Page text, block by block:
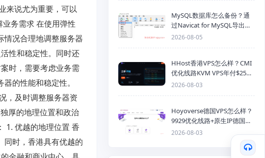
来说尤为重要，可以
务需求 在使用弹性
情况合理地调整服务器
性和稳定性。同时还
时，需要考虑业务需
的性能和稳定性。
，及时调整服务器资
厚的地理位置和政治
1. 优越的地理位置 香
同时，香港具有优越的
MySQL数据库怎么备份？通
过Navicat for MySQL导出
Mysql数据库为SQL格式备份
2026-08-05
HHost香港VPS怎么样？CMI
优化线路KVM VPS年付$25
起，4GB内存优惠套餐
2026-08-03
Hoyoverse德国VPS怎么样？
9929优化线路+原生IP德国
KVM VPS推荐
2026-08-03